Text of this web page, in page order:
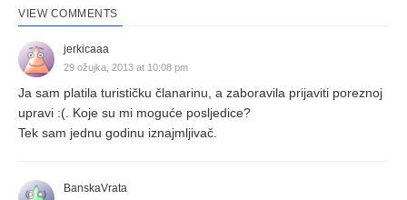
VIEW COMMENTS
jerkicaaa
29 ožujka, 2013 at 10:08 pm
Ja sam platila turističku članarinu, a zaboravila prijaviti poreznoj
upravi :(. Koje su mi moguće posljedice?
Tek sam jednu godinu iznajmljivač.
BanskaVrata